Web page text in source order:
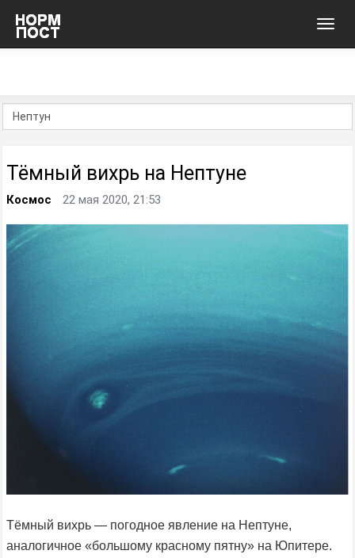
Тёмный вихрь на Нептуне
Космос 22 мая 2020, 21:53
Тёмный вихрь — погодное явление на Нептуне,
аналогичное «большому красному пятну» на Юпитере.